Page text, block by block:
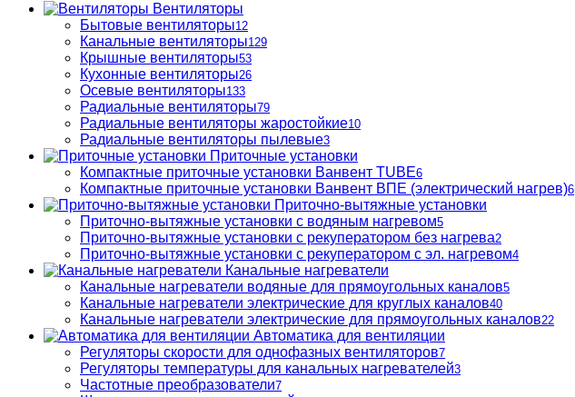
Вентиляторы
Бытовые вентиляторы12
Канальные вентиляторы129
Крышные вентиляторы53
Кухонные вентиляторы26
Осевые вентиляторы133
Радиальные вентиляторы79
Радиальные вентиляторы жаростойкие10
Радиальные вентиляторы пылевые3
Приточные установки
Компактные приточные установки Ванвент TUBE6
Компактные приточные установки Ванвент ВПЕ (электрический нагрев)6
Приточно-вытяжные установки
Приточно-вытяжные установки с водяным нагревом5
Приточно-вытяжные установки с рекуператором без нагрева2
Приточно-вытяжные установки с рекуператором с эл. нагревом4
Канальные нагреватели
Канальные нагреватели водяные для прямоугольных каналов5
Канальные нагреватели электрические для круглых каналов40
Канальные нагреватели электрические для прямоугольных каналов22
Автоматика для вентиляции
Регуляторы скорости для однофазных вентиляторов7
Регуляторы температуры для канальных нагревателей3
Частотные преобразователи7